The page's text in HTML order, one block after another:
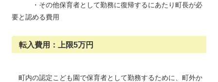
・その他保育者として勤務に復帰するにあたり町長が必
要と認める費用
転入費用：上限5万円
町内の認定こども園で保育者として勤務するために、町外か